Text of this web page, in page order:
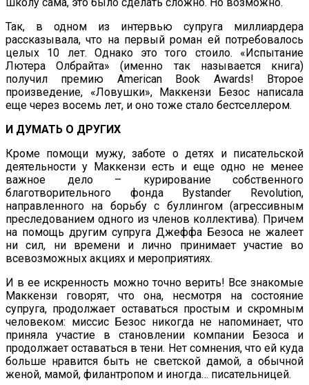
Так, в одном из интервью супруга миллиардера
рассказывала, что на первый роман ей потребовалось
целых 10 лет. Однако это того стоило. «Испытание
Лютера Олбрайта» (именно так называется книга)
получил премию American Book Awards! Второе
произведение, «Ловушки», Маккензи Безос написала
еще через восемь лет, и оно тоже стало бестселлером.
И ДУМАТЬ О ДРУГИХ
Кроме помощи мужу, заботе о детях и писательской
деятельности у Маккензи есть и еще одно не менее
важное дело – курирование собственного
благотворительного фонда Bystander Revolution,
направленного на борьбу с буллингом (агрессивным
преследованием одного из членов коллектива). Причем
на помощь другим супруга Джеффа Безоса не жалеет
ни сил, ни времени и лично принимает участие во
всевозможных акциях и мероприятиях.
И в ее искренность можно точно верить! Все знакомые
Маккензи говорят, что она, несмотря на состояние
супруга, продолжает оставаться простым и скромным
человеком: миссис Безос никогда не напоминает, что
приняла участие в становлении компании Безоса и
продолжает оставаться в тени. Нет сомнения, что ей куда
больше нравится быть не светской дамой, а обычной
женой, мамой, филантропом и иногда… писательницей.